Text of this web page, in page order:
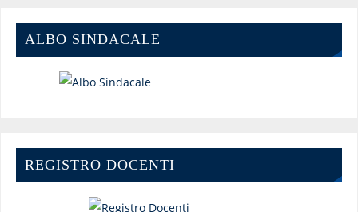
ALBO SINDACALE
REGISTRO DOCENTI